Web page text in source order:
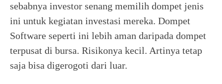
sebabnya investor senang memilih dompet jenis
ini untuk kegiatan investasi mereka. Dompet
Software seperti ini lebih aman daripada dompet
terpusat di bursa. Risikonya kecil. Artinya tetap
saja bisa digerogoti dari luar.